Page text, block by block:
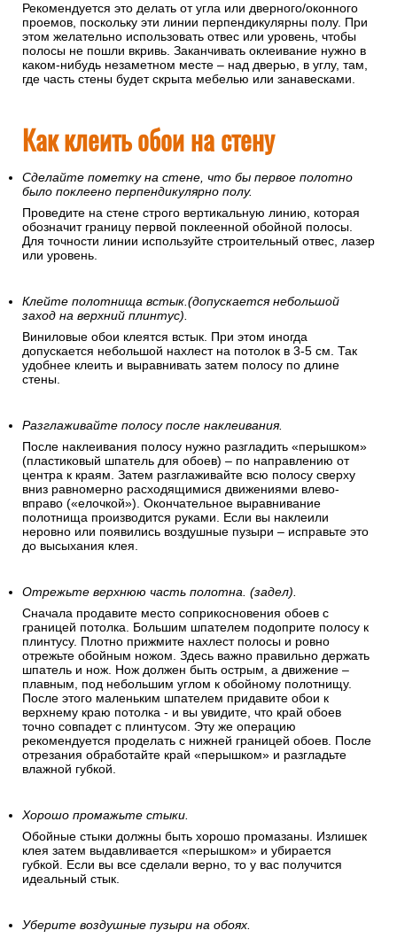
Рекомендуется это делать от угла или дверного/оконного
проемов, поскольку эти линии перпендикулярны полу. При
этом желательно использовать отвес или уровень, чтобы
полосы не пошли вкривь. Заканчивать оклеивание нужно в
каком-нибудь незаметном месте – над дверью, в углу, там,
где часть стены будет скрыта мебелью или занавесками.
Как клеить обои на стену
Сделайте пометку на стене, что бы первое полотно
было поклеено перпендикулярно полу.
Проведите на стене строго вертикальную линию, которая
обозначит границу первой поклеенной обойной полосы.
Для точности линии используйте строительный отвес, лазер
или уровень.
Клейте полотнища встык.(допускается небольшой
заход на верхний плинтус).
Виниловые обои клеятся встык. При этом иногда
допускается небольшой нахлест на потолок в 3-5 см. Так
удобнее клеить и выравнивать затем полосу по длине
стены.
Разглаживайте полосу после наклеивания.
После наклеивания полосу нужно разгладить «перышком»
(пластиковый шпатель для обоев) – по направлению от
центра к краям. Затем разглаживайте всю полосу сверху
вниз равномерно расходящимися движениями влево-
вправо («елочкой»). Окончательное выравнивание
полотнища производится руками. Если вы наклеили
неровно или появились воздушные пузыри – исправьте это
до высыхания клея.
Отрежьте верхнюю часть полотна. (задел).
Сначала продавите место соприкосновения обоев с
границей потолка. Большим шпателем подоприте полосу к
плинтусу. Плотно прижмите нахлест полосы и ровно
отрежьте обойным ножом. Здесь важно правильно держать
шпатель и нож. Нож должен быть острым, а движение –
плавным, под небольшим углом к обойному полотнищу.
После этого маленьким шпателем придавите обои к
верхнему краю потолка - и вы увидите, что край обоев
точно совпадет с плинтусом. Эту же операцию
рекомендуется проделать с нижней границей обоев. После
отрезания обработайте край «перышком» и разгладьте
влажной губкой.
Хорошо промажьте стыки.
Обойные стыки должны быть хорошо промазаны. Излишек
клея затем выдавливается «перышком» и убирается
губкой. Если вы все сделали верно, то у вас получится
идеальный стык.
Уберите воздушные пузыри на обоях.